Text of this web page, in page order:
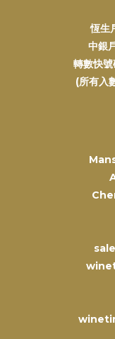
恆生
中銀
轉數快
(所有入